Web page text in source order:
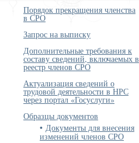
Порядок прекращения членства
в СРО
Запрос на выписку
Дополнительные требования к
составу сведений, включаемых в
реестр членов СРО
Актуализация сведений о
трудовой деятельности в НРС
через портал «Госуслуги»
Образцы документов
Документы для внесения
изменений членов СРО